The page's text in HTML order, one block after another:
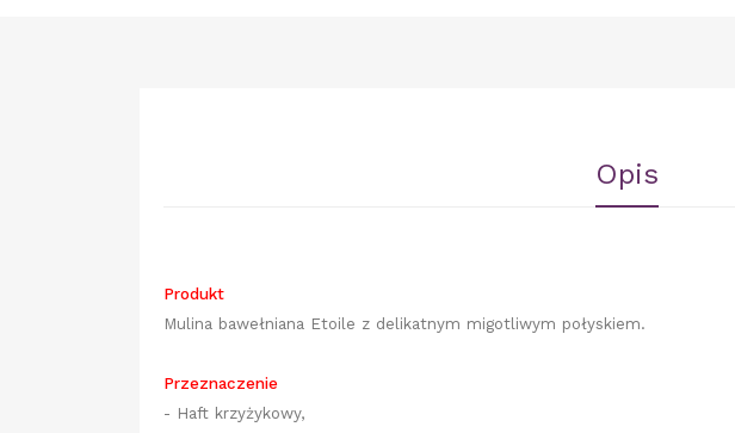
Opis
Produkt
Mulina bawełniana Etoile z delikatnym migotliwym połyskiem.
Przeznaczenie
- Haft krzyżykowy,